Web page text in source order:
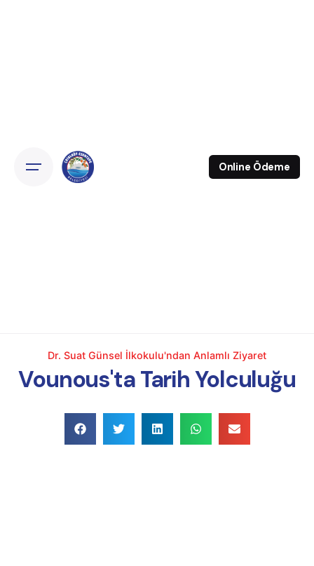
Online Ödeme
Dr. Suat Günsel İlkokulu'ndan Anlamlı Ziyaret
Vounous'ta Tarih Yolculuğu